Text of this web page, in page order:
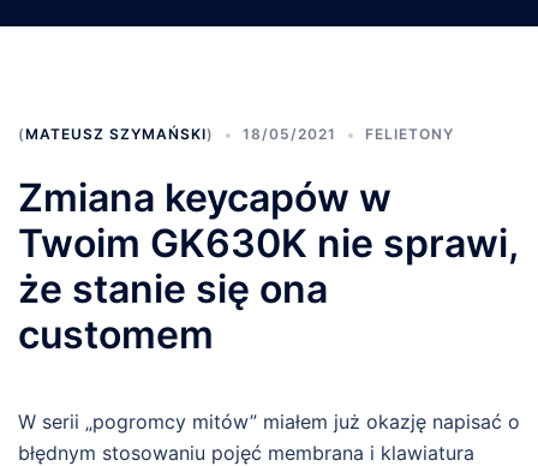
(MATEUSZ SZYMAŃSKI) 18/05/2021 FELIETONY
Zmiana keycapów w
Twoim GK630K nie sprawi,
że stanie się ona
customem
W serii „pogromcy mitów” miałem już okazję napisać o
błędnym stosowaniu pojęć membrana i klawiatura